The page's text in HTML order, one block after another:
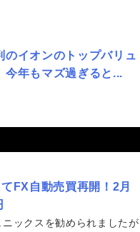
のイオンのトップバリュ
今年もマズ過ぎると...
FX自動売買再開！2月
ックスを勧められましたが